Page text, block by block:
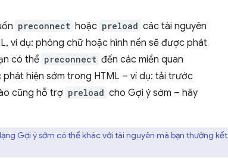
preconnect hoặc preload các tài nguyên
ví dụ: phông chữ hoặc hình nền sẽ được phát
có thể preconnect đến các miền quan
hiện sớm trong HTML – ví dụ: tải trước
cũng hỗ trợ preload cho Gợi ý sớm – hãy
Gợi ý sớm có thể khác với tài nguyên mà bạn thường kết